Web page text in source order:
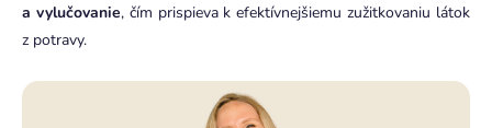
a vylučovanie, čím prispieva k efektívnejšiemu zužitkovaniu látok
z potravy.